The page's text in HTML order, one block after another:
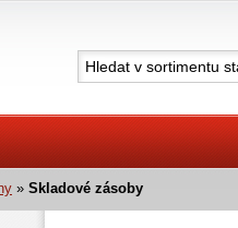
» Skladové zásoby